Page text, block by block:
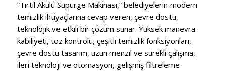
“Tırtıl Akülü Süpürge Makinası,” belediyelerin modern
temizlik ihtiyaçlarına cevap veren, çevre dostu,
teknolojik ve etkili bir çözüm sunar. Yüksek manevra
kabiliyeti, toz kontrolü, çeşitli temizlik fonksiyonları,
çevre dostu tasarım, uzun menzil ve sürekli çalışma,
ileri teknoloji ve otomasyon, gelişmiş filtreleme